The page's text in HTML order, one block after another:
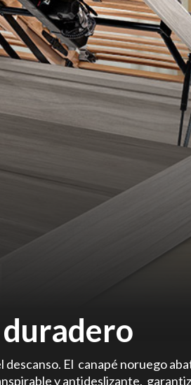
descanso. El canapé noruego
y antideslizante,